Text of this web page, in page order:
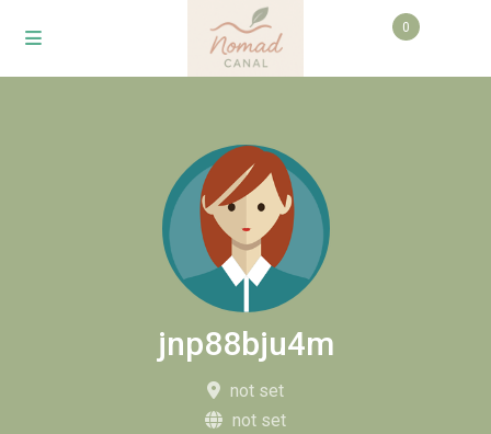
0
jnp88bju4m
not set
not set